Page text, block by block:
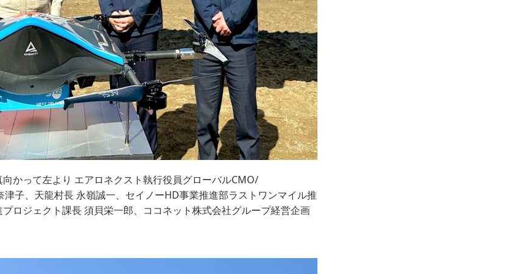
かって左より エアロネクスト執行役員グローバルCMO/
津子、天龍村長 永嶺誠一、セイノーHD事業推進部ラストワンマイル推
ロジェクト課長 須貝栄一郎、ココネット株式会社グループ経営企画